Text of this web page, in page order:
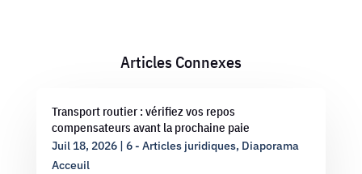
Articles Connexes
Transport routier : vérifiez vos repos
compensateurs avant la prochaine paie
Juil 18, 2026| 6 - Articles juridiques, Diaporama
Acceuil